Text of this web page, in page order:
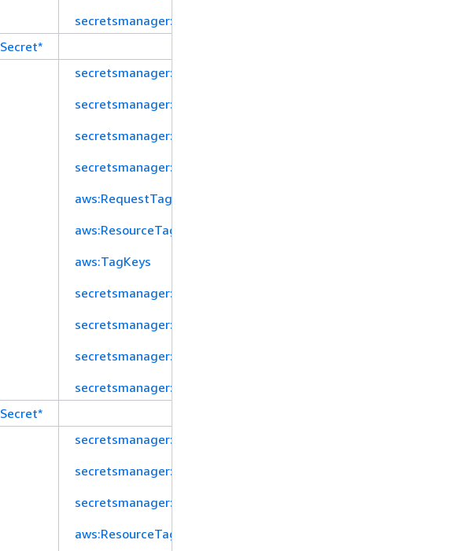
secretsmanager:resource/Type
Secret*
secretsmanager:Name
secretsmanager:Description
secretsmanager:KmsKeyArn
secretsmanager:KmsKeyId
aws:RequestTag/${TagKey}
aws:ResourceTag/${TagKey}
aws:TagKeys
secretsmanager:ResourceTag/tag-key
secretsmanager:AddReplicaRegions
secretsmanager:ForceOverwriteReplicaSecret
secretsmanager:Type
Secret*
secretsmanager:SecretId
secretsmanager:resource/AllowRotationLambdaArn
secretsmanager:ResourceTag/tag-key
aws:ResourceTag/${TagKey}